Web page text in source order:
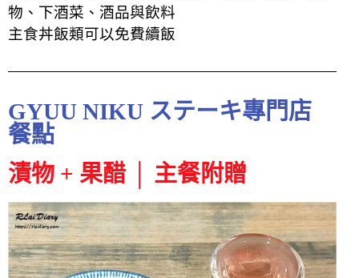
物、下酒菜、酒品與飲料
主食丼飯類可以免費續飯
GYUU NIKU ステーキ專門店
餐點
漬物 + 果醋 │ 主餐附贈